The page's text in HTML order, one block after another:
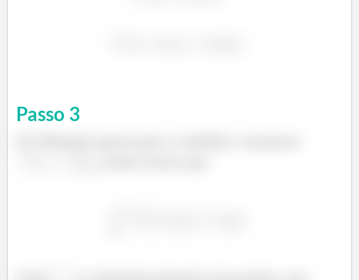
Passo 3